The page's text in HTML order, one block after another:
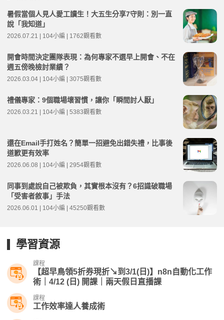
暑假當個人見人愛工讀生！大五生分享7守則：別一直
說「我知道」
2026.07.21 | 104小編 | 1762觀看數
開會時間決定團隊表現：為何專家不選早上開會、不在
週五傍晚檢討業績？
2026.03.04 | 104小編 | 3075觀看數
禮儀專家：9個職場壞習慣，讓你「瞬間討人厭」
2026.03.21 | 104小編 | 5383觀看數
還在Email手打姓名？簡單一招避免出錯失禮，比事後
道歉更有效率
2026.06.08 | 104小編 | 2954觀看數
同事到處說自己被欺負，其實根本沒有？6招識破職場
「受害者敘事」手法
2026.06.01 | 104小編 | 45250觀看數
學習資源
課程
【超早鳥領5折券現折↘到3/1(日)】n8n自動化工作
術｜4/12 (日) 開課｜兩天假日直播課
課程
工作效率達人養成術